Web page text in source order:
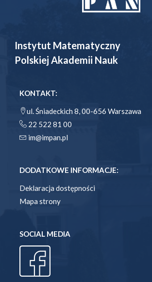
Instytut Matematyczny
Polskiej Akademii Nauk
KONTAKT:
ul. Śniadeckich 8, 00-656 Warszawa
22 522 81 00
im@impan.pl
DODATKOWE INFORMACJE:
Deklaracja dostępności
Mapa strony
SOCIAL MEDIA